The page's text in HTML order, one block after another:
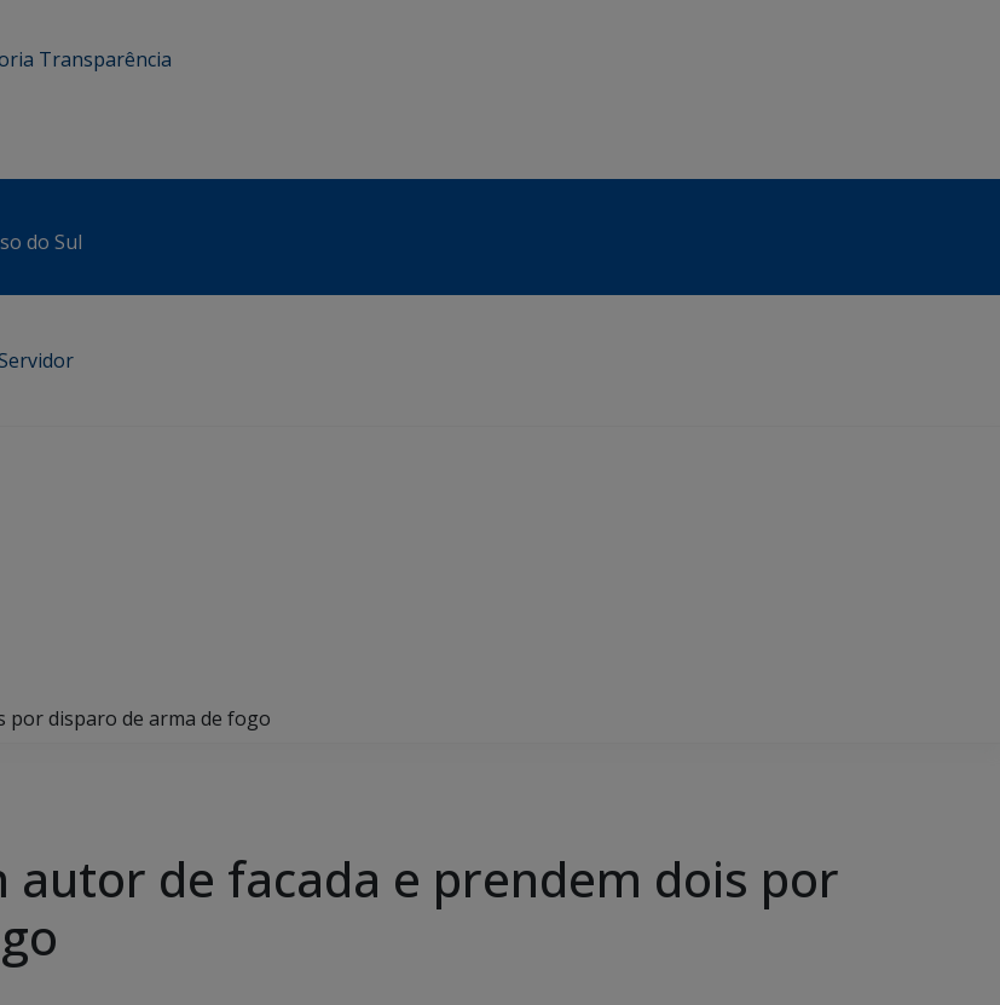
Transparência
do Sul
por disparo de arma de fogo
autor de facada e prendem dois por